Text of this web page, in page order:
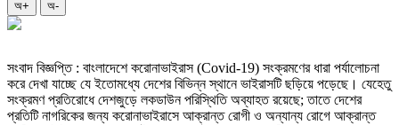
অ+ অ-
সংবাদ বিজ্ঞপ্তি : বাংলাদেশে করোনাভাইরাস (Covid-19) সংক্রমণের ধারা পর্যালোচনা
করে দেখা যাচ্ছে যে ইতোমধ্যে দেশের বিভিন্ন স্থানে ভাইরাসটি ছড়িয়ে পড়েছে। যেহেতু
সংক্রমণ প্রতিরোধে দেশজুড়ে লকডাউন পরিস্থিতি অব্যাহত রয়েছে; তাতে দেশের
প্রতিটি নাগরিকের জন্য করোনাভাইরাসে আক্রান্ত রোগী ও অন্যান্য রোগে আক্রান্ত